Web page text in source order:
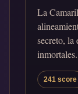
La
secreto, la
inmortales.
241 score